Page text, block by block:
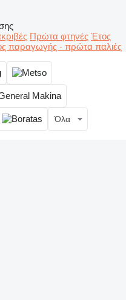
Πρώτα φτηνές Έτος
παραγωγής - πρώτα παλιές
Όλα